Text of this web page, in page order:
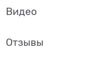
Видео
Отзывы